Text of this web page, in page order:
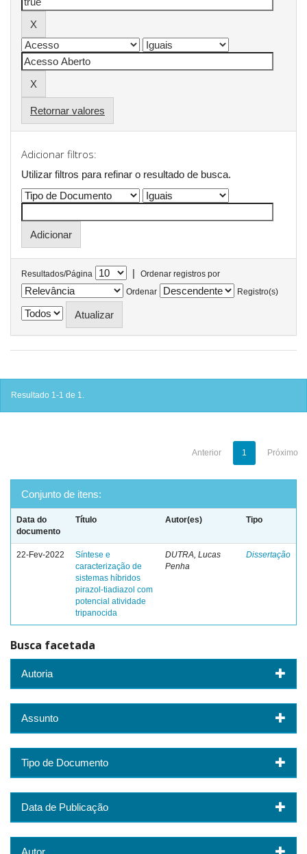
Retornar valores
Adicionar filtros:
Utilizar filtros para refinar o resultado de busca.
Resultados/Página |
Ordenar registros por
Ordenar
Registro(s)
Resultado 1-1 de 1.
Anterior 1 Próximo
Conjunto de itens:
Data do
documento
Título Autor(es) Tipo
22-Fev-2022
Síntese e
caracterização de
sistemas híbridos
pirazol-tiadiazol com
potencial atividade
tripanocida
DUTRA, Lucas
Penha
Dissertação
Busca facetada
Autoria
Assunto
Tipo de Documento
Data de Publicação
Autor